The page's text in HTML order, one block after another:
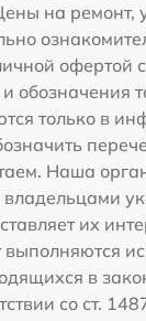
на ремонт,
офертой
обозначения
только в
Наша
их
в
со ст.